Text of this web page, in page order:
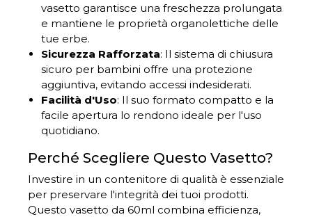
vasetto garantisce una freschezza prolungata
e mantiene le proprietà organolettiche delle
tue erbe.
Sicurezza Rafforzata: Il sistema di chiusura
sicuro per bambini offre una protezione
aggiuntiva, evitando accessi indesiderati.
Facilità d'Uso: Il suo formato compatto e la
facile apertura lo rendono ideale per l'uso
quotidiano.
Perché Scegliere Questo Vasetto?
Investire in un contenitore di qualità è essenziale
per preservare l'integrità dei tuoi prodotti.
Questo vasetto da 60ml combina efficienza,